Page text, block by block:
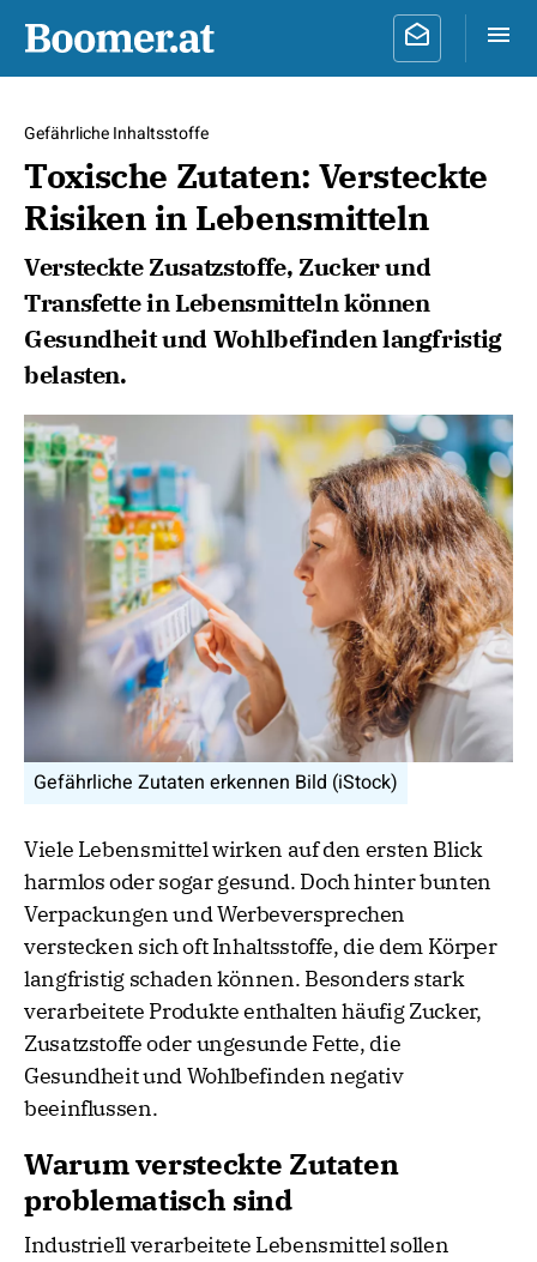
Gefährliche Inhaltsstoffe
Toxische Zutaten: Versteckte
Risiken in Lebensmitteln
Versteckte Zusatzstoffe, Zucker und
Transfette in Lebensmitteln können
Gesundheit und Wohlbefinden langfristig
belasten.
Gefährliche Zutaten erkennen Bild (iStock)
Viele Lebensmittel wirken auf den ersten Blick
harmlos oder sogar gesund. Doch hinter bunten
Verpackungen und Werbeversprechen
verstecken sich oft Inhaltsstoffe, die dem Körper
langfristig schaden können. Besonders stark
verarbeitete Produkte enthalten häufig Zucker,
Zusatzstoffe oder ungesunde Fette, die
Gesundheit und Wohlbefinden negativ
beeinflussen.
Warum versteckte Zutaten
problematisch sind
Industriell verarbeitete Lebensmittel sollen